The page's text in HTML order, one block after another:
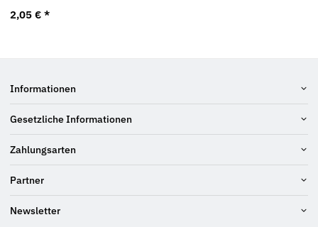
2,05 € *
Informationen
Gesetzliche Informationen
Zahlungsarten
Partner
Newsletter